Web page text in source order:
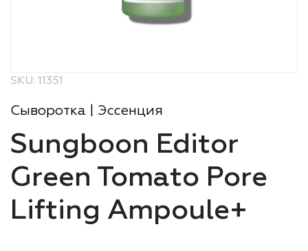
SKU: 11351
Сыворотка | Эссенция
Sungboon Editor
Green Tomato Pore
Lifting Ampoule+